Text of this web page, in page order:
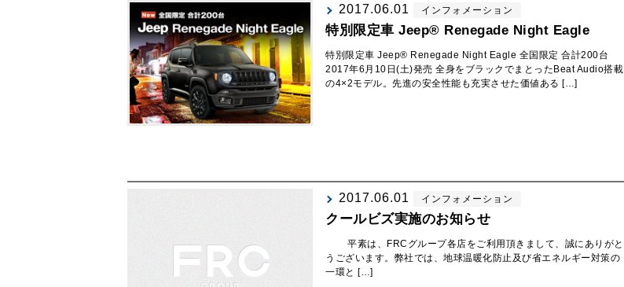
2017.06.01 インフォメーション
特別限定車 Jeep® Renegade Night Eagle
特別限定車 Jeep® Renegade Night Eagle 全国限定 合計200台
2017年6月10日(土)発売 全身をブラックでまとったBeat Audio搭載
の4×2モデル。先進の安全性能も充実させた価値ある […]
2017.06.01 インフォメーション
クールビズ実施のお知らせ
平素は、FRCグループ各店をご利用頂きまして、誠にありがと
うございます。弊社では、地球温暖化防止及び省エネルギー対策の
一環と […]